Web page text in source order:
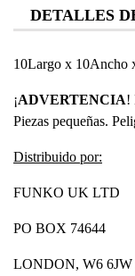
DETALLES
10Largo x 10Ancho
¡ADVERTENCIA!
Piezas pequeñas.
Distribuido por:
FUNKO UK LTD
PO BOX 74644
LONDON, W6